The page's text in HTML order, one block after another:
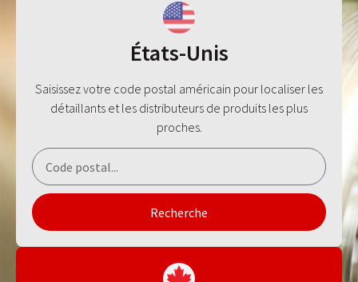
États-Unis
Saisissez votre code postal américain pour localiser les
détaillants et les distributeurs de produits les plus
proches.
Recherche